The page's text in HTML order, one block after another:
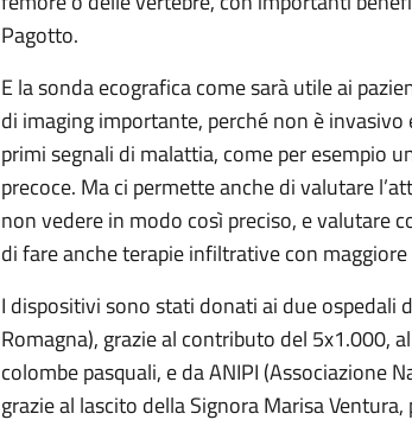
Pagotto.
E la sonda ecografica come sarà utile ai
di imaging importante, perché non è
primi segnali di malattia, come per esempio
precoce. Ma ci permette anche di valutare
non vedere in modo così preciso, e valutare
di fare anche terapie infiltrative con
I dispositivi sono stati donati ai due ospedali
Romagna), grazie al contributo del 5x1.000,
colombe pasquali, e da ANIPI (Associazione
grazie al lascito della Signora Marisa